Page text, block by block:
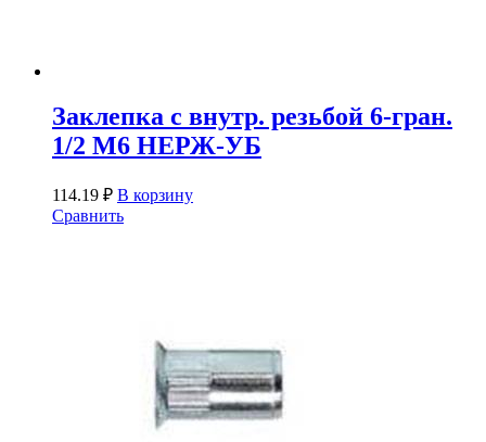
Заклепка с внутр. резьбой 6-гран.
1/2 М6 НЕРЖ-УБ
114.19 ₽ В корзину
Сравнить